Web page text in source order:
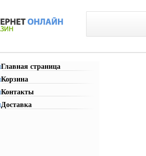
Главная страница
Корзина
Контакты
Доставка